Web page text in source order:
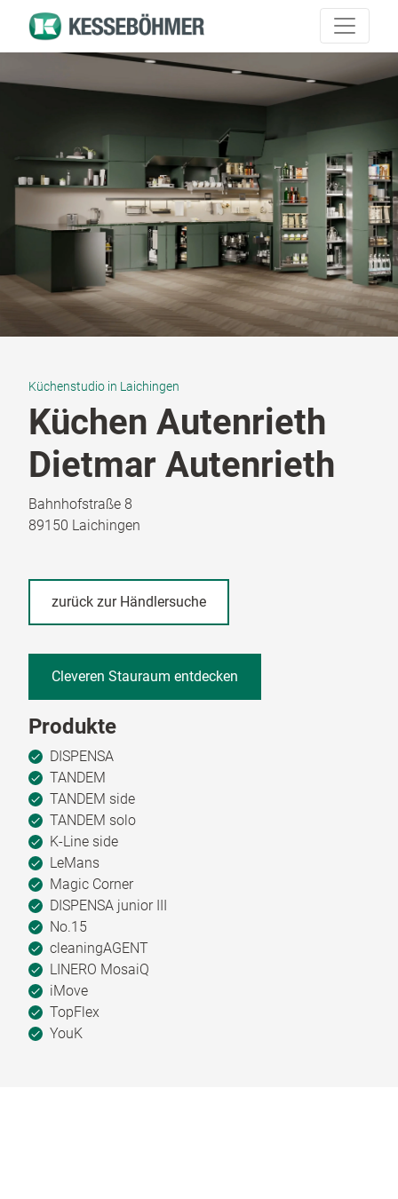
Küchenstudio in Laichingen
Küchen Autenrieth
Dietmar Autenrieth
Bahnhofstraße 8
89150 Laichingen
zurück zur Händlersuche
Cleveren Stauraum entdecken
Produkte
DISPENSA
TANDEM
TANDEM side
TANDEM solo
K-Line side
LeMans
Magic Corner
DISPENSA junior III
No.15
cleaningAGENT
LINERO MosaiQ
iMove
TopFlex
YouK